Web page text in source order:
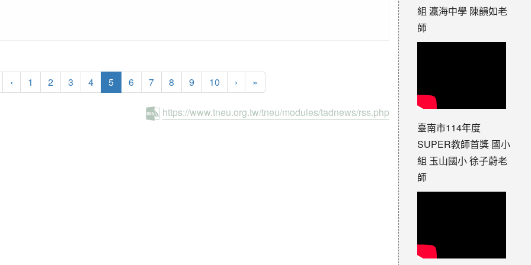
‹ 1 2 3 4 5(current)
6 7 8 9 10 › »
https://www.tneu.org.tw/tneu/modules/tadnews/rss.php
組 瀛海中學 陳韻如老
師
臺南市114年度
SUPER教師首獎 國小
組 玉山國小 徐子蔚老
師